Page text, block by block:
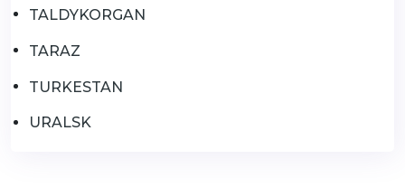
TALDYKORGAN
TARAZ
TURKESTAN
URALSK